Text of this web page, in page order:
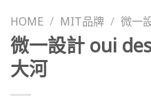
HOME / MIT品牌 / 微一
微一設計 oui
大河